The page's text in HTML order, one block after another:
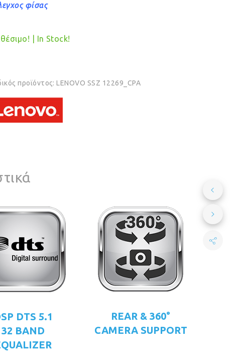
φίσας
| In Stock!
προϊόντος:LENOVO SSZ 12269_CPA
DTS 5.1
32 BAND
REAR & 360°
CAMERA SUPPORT